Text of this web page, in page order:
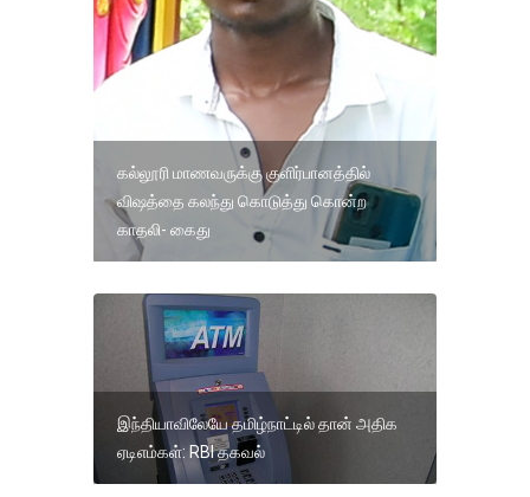
கல்லூரி மாணவருக்கு குளிர்பானத்தில்
விஷத்தை கலந்து கொடுத்து கொன்ற
காதலி- கைது
இந்தியாவிலேயே தமிழ்நாட்டில் தான் அதிக
ஏடிஎம்கள்: RBI தகவல்